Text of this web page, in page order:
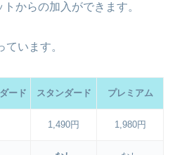
からの加入ができます。
います。
ード スタンダード プレミアム
1,490円 1,980円